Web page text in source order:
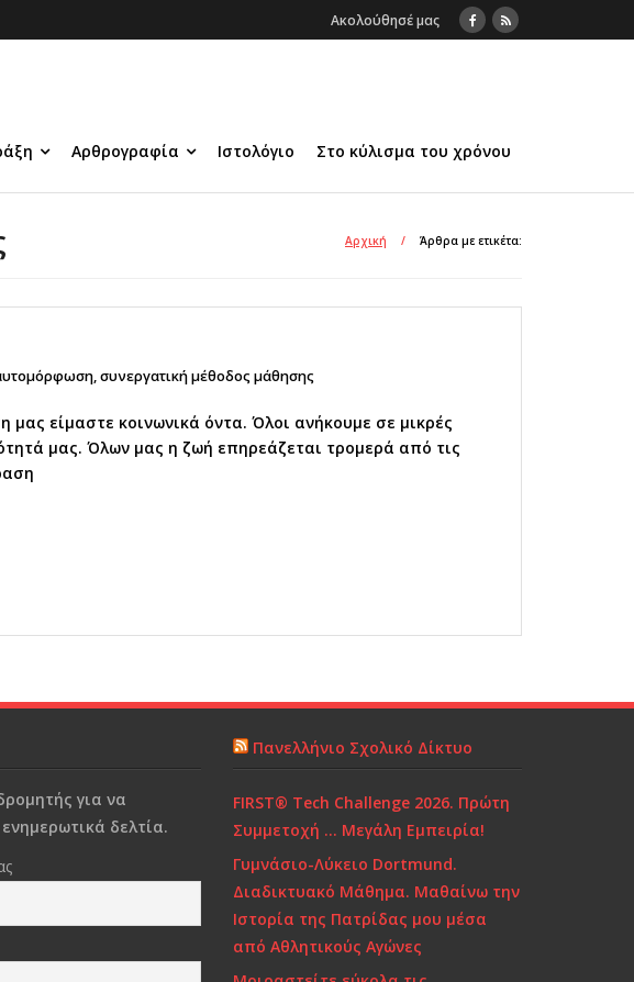
Ακολούθησέ μας
Αρθρογραφία Ιστολόγιο Στο κύλισμα του χρόνου
Αρχική / Άρθρα με ετικέτα:
,συνεργατική μέθοδος μάθησης
είμαστε κοινωνικά όντα. Όλοι ανήκουμε σε μικρές
μας. Όλων μας η ζωή επηρεάζεται τρομερά από τις
για να
δελτία.
Πανελλήνιο Σχολικό Δίκτυο
FIRST® Tech Challenge 2026. Πρώτη
Συμμετοχή … Μεγάλη Εμπειρία!
Γυμνάσιο-Λύκειο Dortmund.
Διαδικτυακό Μάθημα. Μαθαίνω την
Ιστορία της Πατρίδας μου μέσα
από Αθλητικούς Αγώνες